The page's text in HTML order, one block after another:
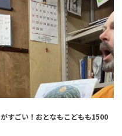
すごい！おとなもこどもも1500